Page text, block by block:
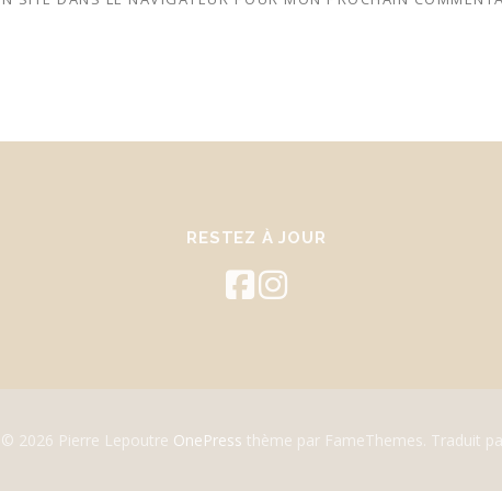
RESTEZ À JOUR
2026 Pierre Lepoutre OnePress thème par FameThemes. Traduit